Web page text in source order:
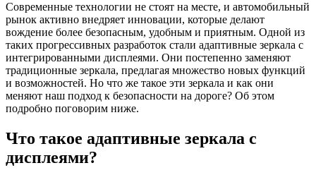
Современные технологии не стоят на месте, и автомобильный
рынок активно внедряет инновации, которые делают
вождение более безопасным, удобным и приятным. Одной из
таких прогрессивных разработок стали адаптивные зеркала с
интегрированными дисплеями. Они постепенно заменяют
традиционные зеркала, предлагая множество новых функций
и возможностей. Но что же такое эти зеркала и как они
меняют наш подход к безопасности на дороге? Об этом
подробно поговорим ниже.
Что такое адаптивные зеркала с
дисплеями?